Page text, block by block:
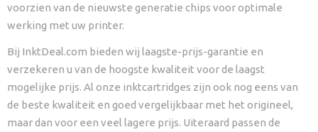
voorzien van de nieuwste generatie chips voor optimale
werking met uw printer.
Bij InktDeal.com bieden wij laagste-prijs-garantie en
verzekeren u van de hoogste kwaliteit voor de laagst
mogelijke prijs. Al onze inktcartridges zijn ook nog eens van
de beste kwaliteit en goed vergelijkbaar met het origineel,
maar dan voor een veel lagere prijs. Uiteraard passen de